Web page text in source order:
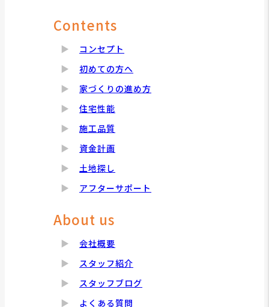
Contents
コンセプト
初めての方へ
家づくりの進め方
住宅性能
施工品質
資金計画
土地探し
アフターサポート
About us
会社概要
スタッフ紹介
スタッフブログ
よくある質問